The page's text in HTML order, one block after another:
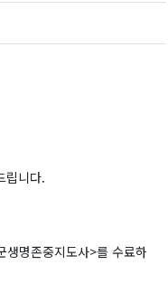
립니다.
생명존중지도사>를 수료하